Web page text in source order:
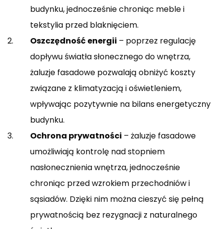
budynku, jednocześnie chroniąc meble i
tekstylia przed blaknięciem.
Oszczędność energii – poprzez regulację
dopływu światła słonecznego do wnętrza,
żaluzje fasadowe pozwalają obniżyć koszty
związane z klimatyzacją i oświetleniem,
wpływając pozytywnie na bilans energetyczny
budynku.
Ochrona prywatności – żaluzje fasadowe
umożliwiają kontrolę nad stopniem
nasłonecznienia wnętrza, jednocześnie
chroniąc przed wzrokiem przechodniów i
sąsiadów. Dzięki nim można cieszyć się pełną
prywatnością bez rezygnacji z naturalnego